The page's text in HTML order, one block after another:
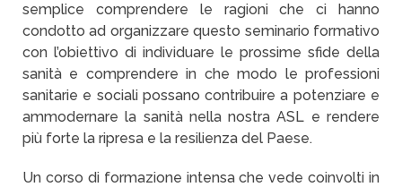
semplice comprendere le ragioni che ci hanno
condotto ad organizzare questo seminario formativo
con l’obiettivo di individuare le prossime sfide della
sanità e comprendere in che modo le professioni
sanitarie e sociali possano contribuire a potenziare e
ammodernare la sanità nella nostra ASL e rendere
più forte la ripresa e la resilienza del Paese.
Un corso di formazione intensa che vede coinvolti in